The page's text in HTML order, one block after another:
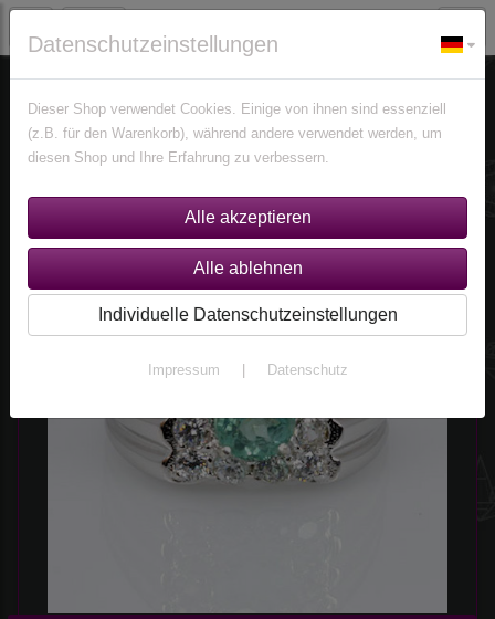
Schmuck Ringe Ringe nach Edelsteinen Apatit Ringe
Sortierung wählen
Datenschutzeinstellungen
Dieser Shop verwendet Cookies. Einige von ihnen sind essenziell
(z.B. für den Warenkorb), während andere verwendet werden, um
diesen Shop und Ihre Erfahrung zu verbessern.
Individuelle Datenschutzeinstellungen
Impressum Datenschutz